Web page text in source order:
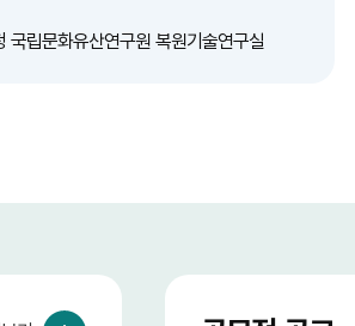
국립문화유산연구원 복원기술연구실